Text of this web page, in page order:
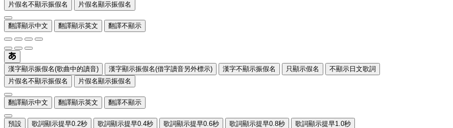
片假名不顯示振假名
片假名顯示振假名
翻譯顯示中文 翻譯顯示英文 翻譯不顯示
漢字顯示振假名(歌曲中的讀音) 漢字顯示振假名(借字讀音另外標示) 漢字不顯示振假名 只顯示假名
不顯示日文歌詞
片假名不顯示振假名
片假名顯示振假名
翻譯顯示中文 翻譯顯示英文 翻譯不顯示
預設 歌詞顯示提早0.2秒 歌詞顯示提早0.4秒 歌詞顯示提早0.6秒 歌詞顯示提早0.8秒 歌詞顯示提早1.0秒